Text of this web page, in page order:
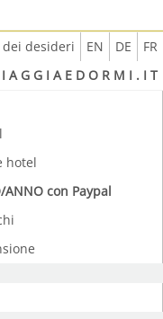
FR
DE
EN
dei desideri
A G G I A E D O R M I . I T
hotel
con Paypal